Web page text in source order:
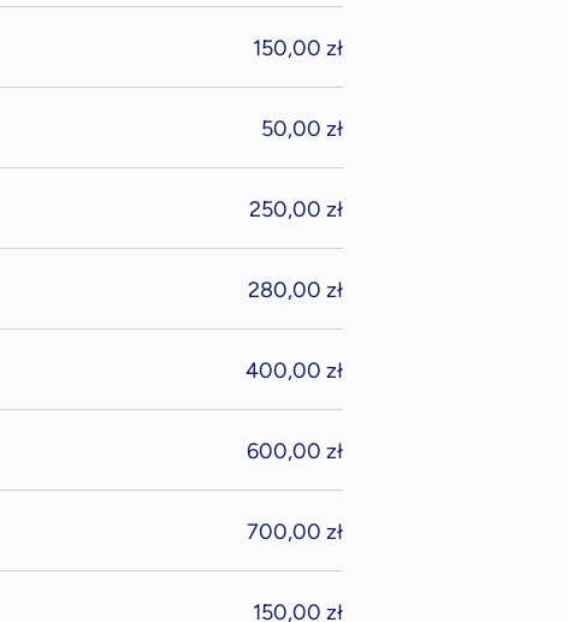
150,00 zł
50,00 zł
250,00 zł
280,00 zł
400,00 zł
600,00 zł
700,00 zł
150,00 zł